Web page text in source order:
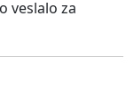
veslalo za